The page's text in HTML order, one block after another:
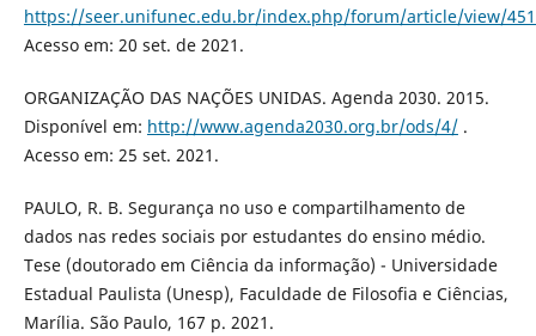
https://seer.unifunec.edu.br/index.php/forum/article/view/
Acesso em: 20 set. de 2021.
ORGANIZAÇÃO DAS NAÇÕES UNIDAS. Agenda 2030. 2015.
Disponível em: http://www.agenda2030.org.br/ods/4/.
Acesso em: 25 set. 2021.
PAULO, R. B. Segurança no uso e compartilhamento de
dados nas redes sociais por estudantes do ensino médio.
Tese (doutorado em Ciência da informação) - Universidade
Estadual Paulista (Unesp), Faculdade de Filosofia e Ciências,
Marília. São Paulo, 167 p. 2021.